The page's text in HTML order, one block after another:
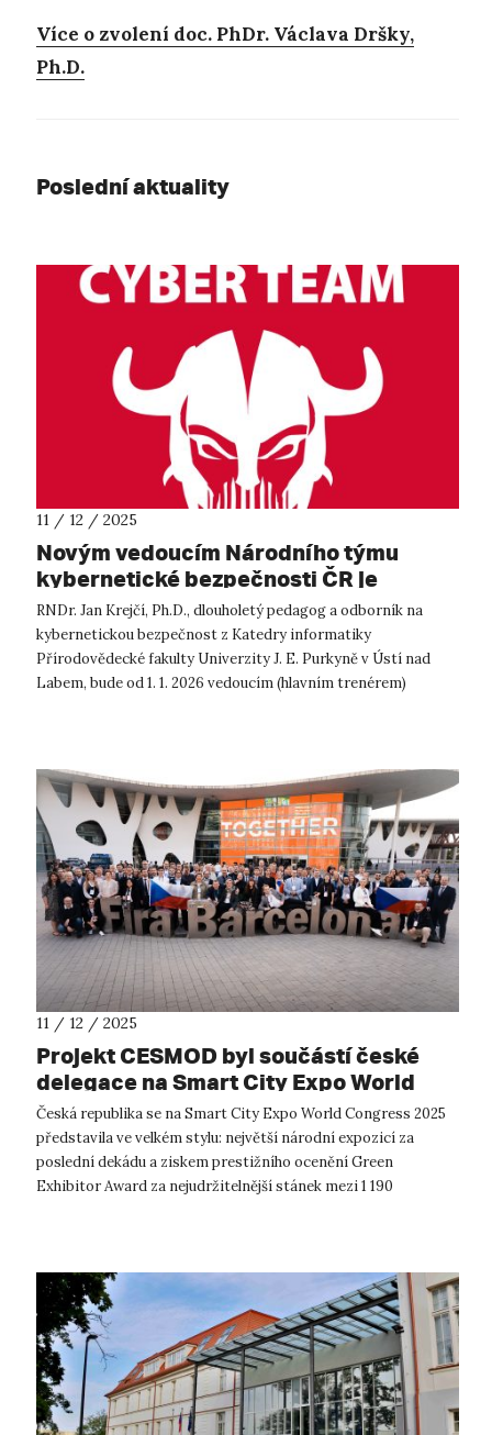
Více o zvolení doc. PhDr. Václava Dršky,
Ph.D.
Poslední aktuality
11 / 12 / 2025
Novým vedoucím Národního týmu
kybernetické bezpečnosti ČR je
akademik z UJEP
RNDr. Jan Krejčí, Ph.D., dlouholetý pedagog a odborník na
kybernetickou bezpečnost z Katedry informatiky
Přírodovědecké fakulty Univerzity J. E. Purkyně v Ústí nad
Labem, bude od 1. 1. 2026 vedoucím (hlavním trenérem)
11 / 12 / 2025
Projekt CESMOD byl součástí české
delegace na Smart City Expo World
Congress 2025 v Barceloně
Česká republika se na Smart City Expo World Congress 2025
představila ve velkém stylu: největší národní expozicí za
poslední dekádu a ziskem prestižního ocenění Green
Exhibitor Award za nejudržitelnější stánek mezi 1 190